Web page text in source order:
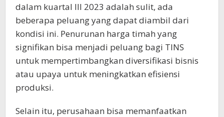
dalam kuartal III 2023 adalah sulit, ada
beberapa peluang yang dapat diambil dari
kondisi ini. Penurunan harga timah yang
signifikan bisa menjadi peluang bagi TINS
untuk mempertimbangkan diversifikasi bisnis
atau upaya untuk meningkatkan efisiensi
produksi.
Selain itu, perusahaan bisa memanfaatkan